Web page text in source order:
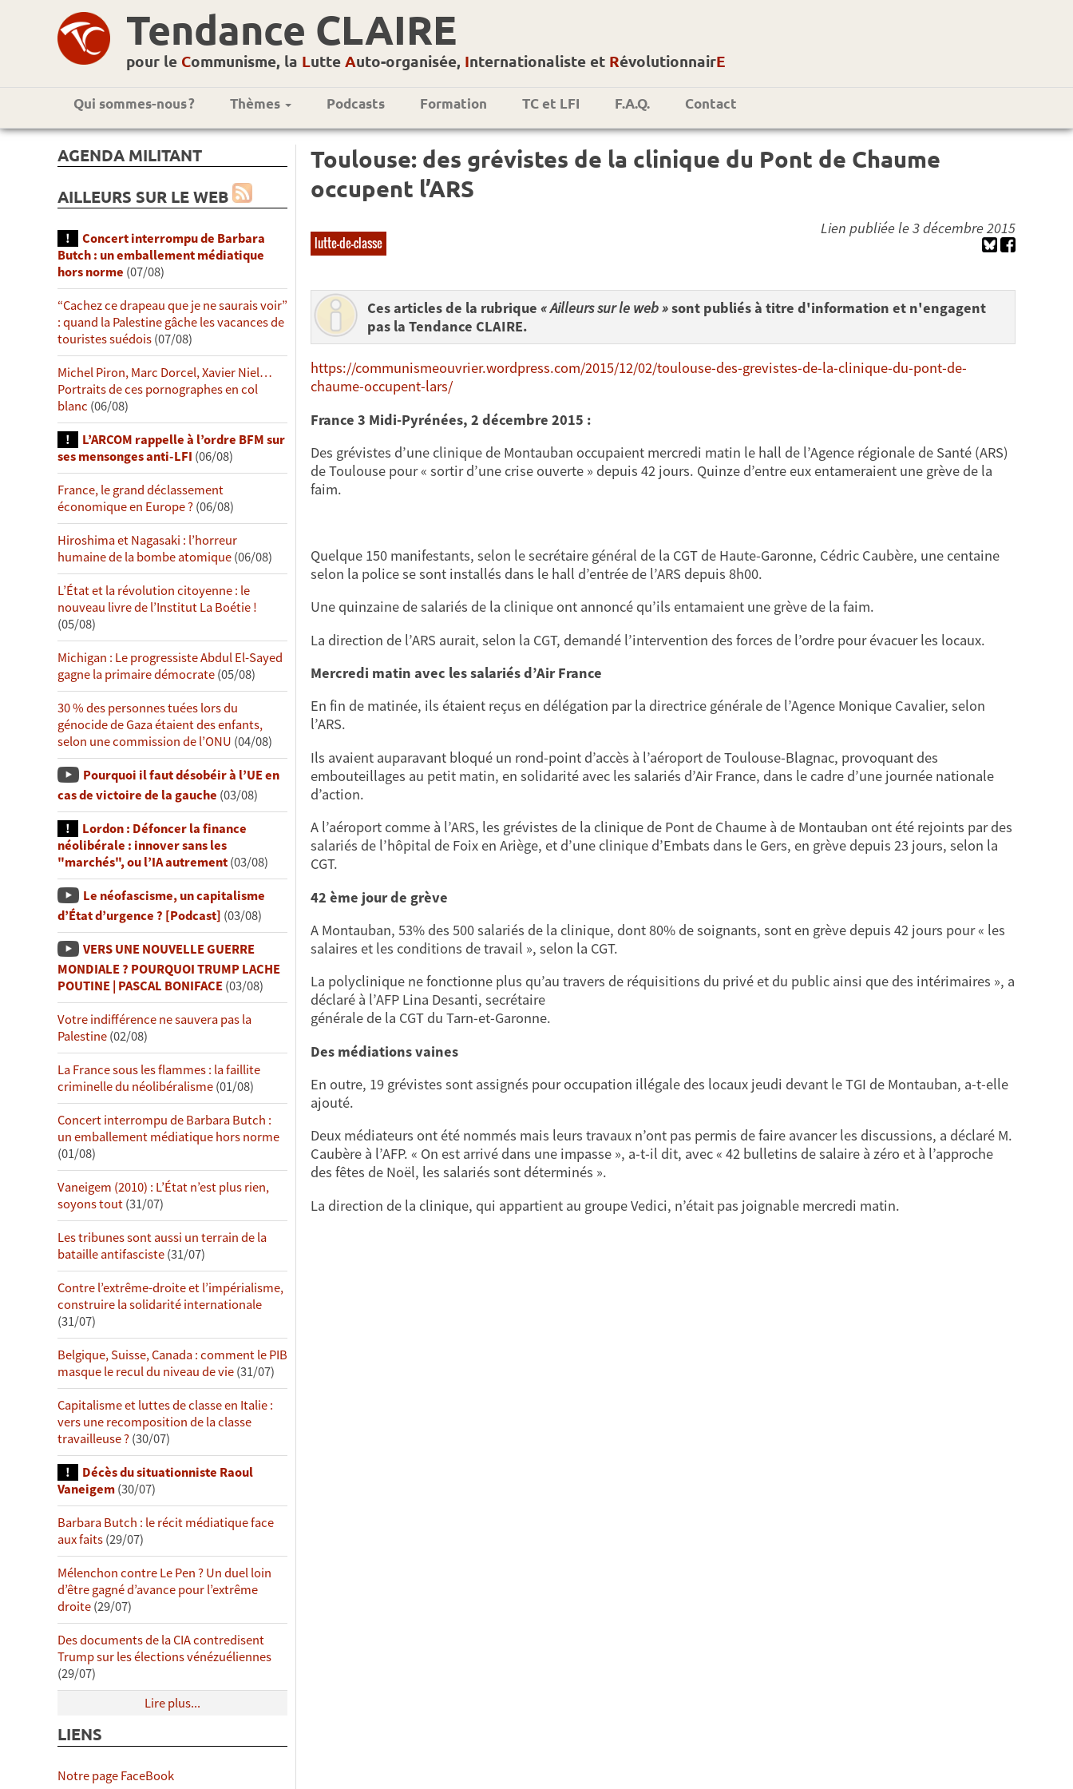
Tendance CLAIRE
pour le Communisme, la Lutte Auto-organisée, Internationaliste et RévolutionnairE
Qui sommes-nous ? Thèmes Podcasts Formation TC et LFI F.A.Q. Contact
AGENDA MILITANT
AILLEURS SUR LE WEB
Concert interrompu de Barbara
Butch : un emballement médiatique
hors norme (07/08)
“Cachez ce drapeau que je ne saurais voir”
: quand la Palestine gâche les vacances de
touristes suédois(07/08)
Michel Piron, Marc Dorcel, Xavier Niel…
Portraits de ces pornographes en col
blanc (06/08)
L’ARCOM rappelle à l’ordre BFM sur
ses mensonges anti-LFI (06/08)
France, le grand déclassement
économique en Europe ?(06/08)
Hiroshima et Nagasaki : l’horreur
humaine de la bombe atomique(06/08)
L’État et la révolution citoyenne : le
nouveau livre de l’Institut La Boétie !
(05/08)
Michigan : Le progressiste Abdul El-Sayed
gagne la primaire démocrate(05/08)
30 % des personnes tuées lors du
génocide de Gaza étaient des enfants,
selon une commission de l’ONU (04/08)
Pourquoi il faut désobéir à l’UE en
cas de victoire de la gauche (03/08)
Lordon : Défoncer la finance
néolibérale : innover sans les
"marchés", ou l’IA autrement(03/08)
Le néofascisme, un capitalisme
d’État d’urgence ? [Podcast] (03/08)
VERS UNE NOUVELLE GUERRE
MONDIALE ? POURQUOI TRUMP LACHE
POUTINE | PASCAL BONIFACE(03/08)
Votre indifférence ne sauvera pas la
Palestine(02/08)
La France sous les flammes : la faillite
criminelle du néolibéralisme(01/08)
Concert interrompu de Barbara Butch :
un emballement médiatique hors norme
(01/08)
Vaneigem (2010) : L’État n’est plus rien,
soyons tout(31/07)
Les tribunes sont aussi un terrain de la
bataille antifasciste(31/07)
Contre l’extrême-droite et l’impérialisme,
construire la solidarité internationale
(31/07)
Belgique, Suisse, Canada : comment le PIB
masque le recul du niveau de vie(31/07)
Capitalisme et luttes de classe en Italie :
vers une recomposition de la classe
travailleuse ?(30/07)
Décès du situationniste Raoul
Vaneigem(30/07)
Barbara Butch : le récit médiatique face
aux faits(29/07)
Mélenchon contre Le Pen ? Un duel loin
d’être gagné d’avance pour l’extrême
droite(29/07)
Des documents de la CIA contredisent
Trump sur les élections vénézuéliennes
(29/07)
Lire plus...
LIENS
Notre page FaceBook
Toulouse: des grévistes de la clinique du Pont de Chaume
occupent l’ARS
lutte-de-classe
Lien publiée le 3 décembre 2015
Ces articles de la rubrique « Ailleurs sur le web »sont publiés à titre d'information et n'engagent
pas la Tendance CLAIRE.
https://communismeouvrier.wordpress.com/2015/12/02/toulouse-des-grevistes-de-la-clinique-du-pont-de-
chaume-occupent-lars/
France 3 Midi-Pyrénées, 2 décembre 2015 :
Des grévistes d’une clinique de Montauban occupaient mercredi matin le hall de l’Agence régionale de Santé (ARS)
de Toulouse pour « sortir d’une crise ouverte » depuis 42 jours. Quinze d’entre eux entameraient une grève de la
faim.
Quelque 150 manifestants, selon le secrétaire général de la CGT de Haute-Garonne, Cédric Caubère, une centaine
selon la police se sont installés dans le hall d’entrée de l’ARS depuis 8h00.
Une quinzaine de salariés de la clinique ont annoncé qu’ils entamaient une grève de la faim.
La direction de l’ARS aurait, selon la CGT, demandé l’intervention des forces de l’ordre pour évacuer les locaux.
Mercredi matin avec les salariés d’Air France
En fin de matinée, ils étaient reçus en délégation par la directrice générale de l’Agence Monique Cavalier, selon
l’ARS.
Ils avaient auparavant bloqué un rond-point d’accès à l’aéroport de Toulouse-Blagnac, provoquant des
embouteillages au petit matin, en solidarité avec les salariés d’Air France, dans le cadre d’une journée nationale
d’action.
A l’aéroport comme à l’ARS, les grévistes de la clinique de Pont de Chaume à de Montauban ont été rejoints par des
salariés de l’hôpital de Foix en Ariège, et d’une clinique d’Embats dans le Gers, en grève depuis 23 jours, selon la
CGT.
42 ème jour de grève
A Montauban, 53% des 500 salariés de la clinique, dont 80% de soignants, sont en grève depuis 42 jours pour « les
salaires et les conditions de travail », selon la CGT.
La polyclinique ne fonctionne plus qu’au travers de réquisitions du privé et du public ainsi que des intérimaires », a
déclaré à l’AFP Lina Desanti, secrétaire
générale de la CGT du Tarn-et-Garonne.
Des médiations vaines
En outre, 19 grévistes sont assignés pour occupation illégale des locaux jeudi devant le TGI de Montauban, a-t-elle
ajouté.
Deux médiateurs ont été nommés mais leurs travaux n’ont pas permis de faire avancer les discussions, a déclaré M.
Caubère à l’AFP. « On est arrivé dans une impasse », a-t-il dit, avec « 42 bulletins de salaire à zéro et à l’approche
des fêtes de Noël, les salariés sont déterminés ».
La direction de la clinique, qui appartient au groupe Vedici, n’était pas joignable mercredi matin.